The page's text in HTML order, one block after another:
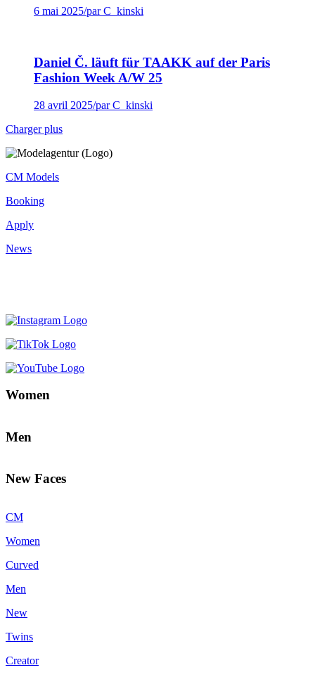
6 mai 2025/par C_kinski
Daniel Č. läuft für TAAKK auf der Paris
Fashion Week A/W 25
28 avril 2025/par C_kinski
Charger plus
CM Models
Booking
Apply
News
Women
Men
New Faces
CM
Women
Curved
Men
New
Twins
Creator